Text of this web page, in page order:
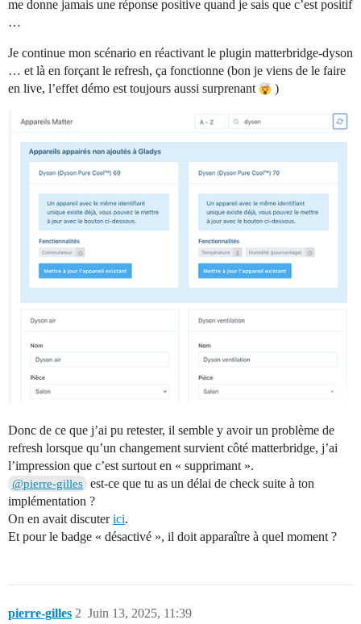
me donne jamais une réponse positive quand je sais que c’est positif
…
Je continue mon scénario en réactivant le plugin matterbridge-dyson
… et là en forçant le refresh, ça fonctionne (bon je viens de le faire
en live, l’effet démo est toujours aussi surprenant
)
Donc de ce que j’ai pu retester, il semble y avoir un problème de
refresh lorsque qu’un changement survient côté matterbridge, j’ai
l’impression que c’est surtout en « supprimant ».
@pierre-gilles est-ce que tu as un délai de check suite à ton
implémentation ?
On en avait discuterici.
Et pour le badge « désactivé », il doit apparaître à quel moment ?
pierre-gilles Juin 13, 2025, 11:39
2